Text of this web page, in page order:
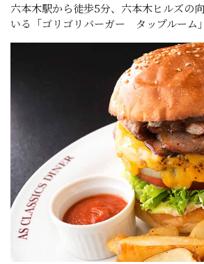
六本木駅から徒歩5分、六本木ヒルズの
いる「ゴリゴリバーガー タップルーム」